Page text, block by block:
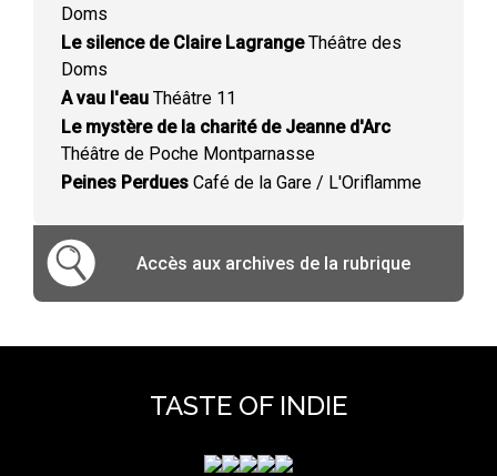
Doms
Le silence de Claire LagrangeThéâtre des
Doms
A vau l'eau Théâtre 11
Le mystère de la charité de Jeanne d'Arc
Théâtre de Poche Montparnasse
Peines Perdues Café de la Gare / L'Oriflamme
Accès aux archives de la rubrique
TASTE OF INDIE